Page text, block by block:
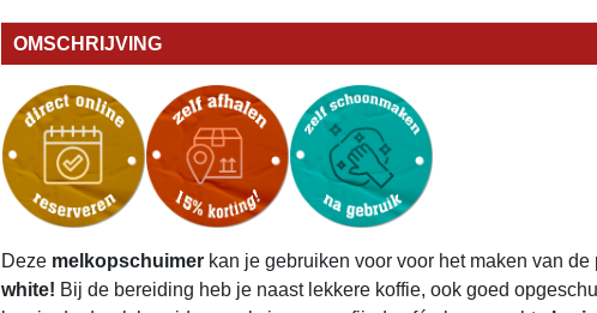
OMSCHRIJVING
Deze melkopschuimer kan je gebruiken voor voor het maken van de
white! Bij de bereiding heb je naast lekkere koffie, ook goed